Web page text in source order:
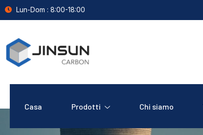
Lun-Dom : 8:00-18:00
Casa Prodotti Chi siamo